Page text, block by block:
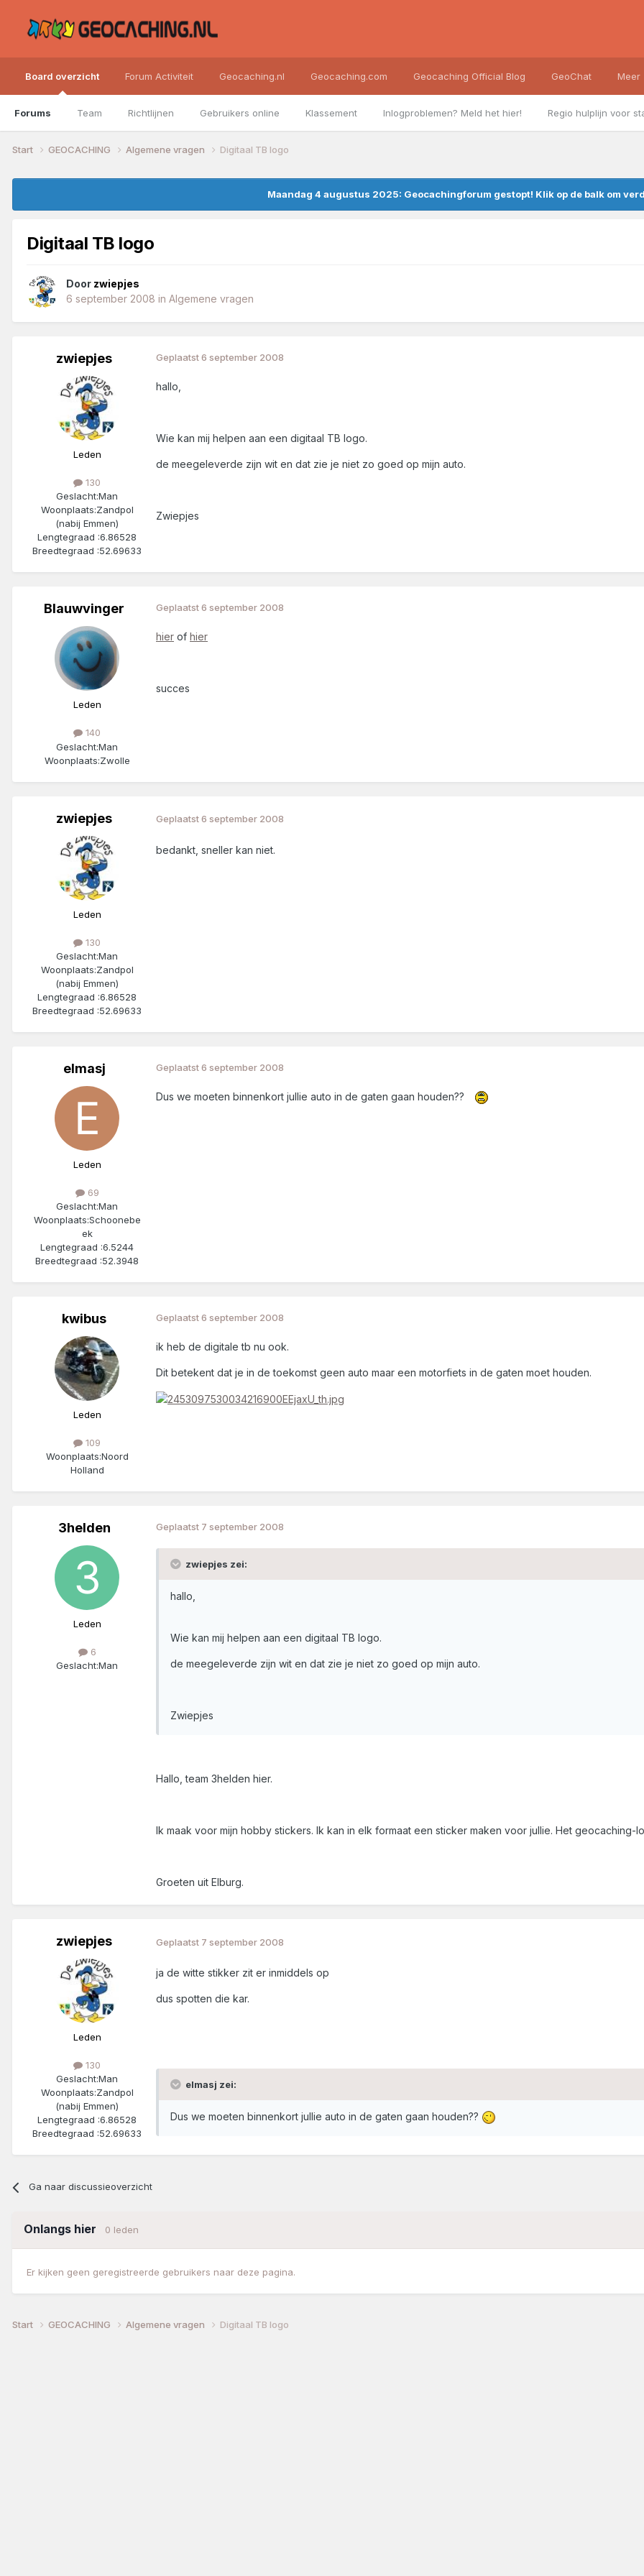
Board overzicht
Forums Team Richtlijnen Gebruikers online Klassement Inlogproblemen? Meld het hier! Regio hulplijn voor
Forum Activiteit Geocaching.nl Geocaching.com Geocaching Official Blog GeoChat Meer
Start GEOCACHING Algemene vragen Digitaal TB logo
Maandag 4 augustus 2025: Geocachingforum gestopt! Klik op de balk om
Digitaal TB logo
Door zwiepjes
6 september 2008 in Algemene vragen
zwiepjes
Leden
130
Geslacht:Man
Woonplaats:Zandpol
(nabij Emmen)
Lengtegraad :6.86528
Breedtegraad :52.69633
Geplaatst6 september 2008
hallo,
Wie kan mij helpen aan een digitaal TB logo.
de meegeleverde zijn wit en dat zie je niet zo goed op mijn auto.
Zwiepjes
Blauwvinger
Leden
140
Geslacht:Man
Woonplaats:Zwolle
Geplaatst6 september 2008
hier of hier
succes
zwiepjes
Leden
130
Geslacht:Man
Woonplaats:Zandpol
(nabij Emmen)
Lengtegraad :6.86528
Breedtegraad :52.69633
Geplaatst6 september 2008
bedankt, sneller kan niet.
elmasj
Leden
69
Geslacht:Man
Woonplaats:Schoonebe
ek
Lengtegraad :6.5244
Breedtegraad :52.3948
Geplaatst6 september 2008
Dus we moeten binnenkort jullie auto in de gaten gaan houden??
kwibus
Leden
109
Woonplaats:Noord
Holland
Geplaatst6 september 2008
ik heb de digitale tb nu ook.
Dit betekent dat je in de toekomst geen auto maar een motorfiets in de gaten moet houden.
3helden
Leden
6
Geslacht:Man
Geplaatst 7 september 2008
zwiepjes zei:
hallo,
Wie kan mij helpen aan een digitaal TB logo.
de meegeleverde zijn wit en dat zie je niet zo goed op mijn auto.
Zwiepjes
Hallo, team 3helden hier.
Ik maak voor mijn hobby stickers. Ik kan in elk formaat een sticker maken voor jullie. Het geocaching-
Groeten uit Elburg.
zwiepjes
Leden
130
Geslacht:Man
Woonplaats:Zandpol
(nabij Emmen)
Lengtegraad :6.86528
Breedtegraad :52.69633
Geplaatst 7 september 2008
ja de witte stikker zit er inmiddels op
dus spotten die kar.
elmasj zei:
Dus we moeten binnenkort jullie auto in de gaten gaan houden??
Ga naar discussieoverzicht
Onlangs hier 0 leden
Er kijken geen geregistreerde gebruikers naar deze pagina.
Start GEOCACHING Algemene vragen Digitaal TB logo